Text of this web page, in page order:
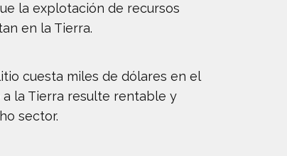
la explotación de recursos
en la Tierra.
cuesta miles de dólares en el
la Tierra resulte rentable y
sector.